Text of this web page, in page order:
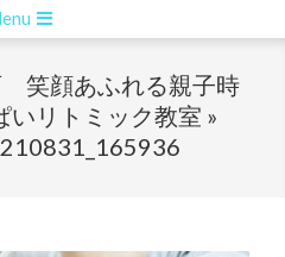
笑顔あふれる親子時
リトミック教室 »